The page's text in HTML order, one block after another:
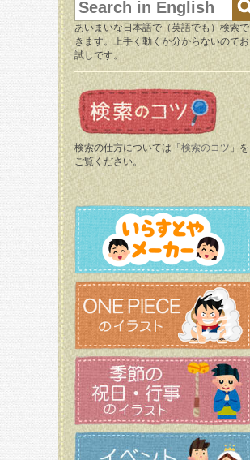
あいまいな日本語で（英語でも）検索で
きます。上手く動くか分からないのでお
試しです。
検索の仕方については「 検索のコツ 」を
ご覧ください。